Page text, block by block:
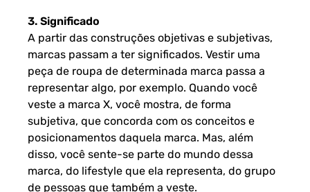
3. Significado
A partir das construções objetivas e subjetivas,
marcas passam a ter significados. Vestir uma
peça de roupa de determinada marca passa a
representar algo, por exemplo. Quando você
veste a marca X, você mostra, de forma
subjetiva, que concorda com os conceitos e
posicionamentos daquela marca. Mas, além
disso, você sente-se parte do mundo dessa
marca, do lifestyle que ela representa, do grupo
de pessoas que também a veste.